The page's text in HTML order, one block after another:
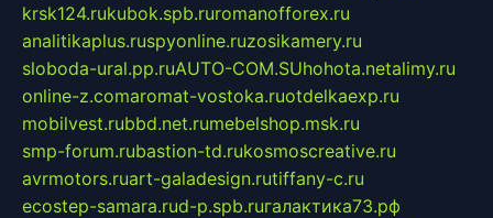
krsk124.rukubok.spb.ruromanofforex.ru
analitikaplus.ruspyonline.ruzosikamery.ru
sloboda-ural.pp.ruAUTO-COM.SUhohota.netalimy.ru
online-z.comaromat-vostoka.ruotdelkaexp.ru
mobilvest.rubbd.net.rumebelshop.msk.ru
smp-forum.rubastion-td.rukosmoscreative.ru
avrmotors.ruart-galadesign.rutiffany-c.ru
ecostep-samara.rud-p.spb.ruгалактика73.рф